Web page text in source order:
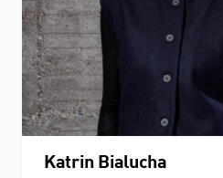
Katrin Bialucha